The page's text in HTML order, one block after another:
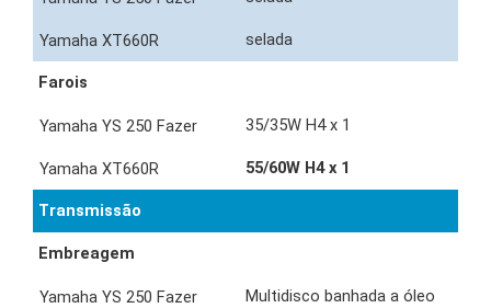
selada
Farois
35/35W H4 x 1
55/60W H4 x 1
Transmissão
Embreagem
Multidisco banhada a óleo